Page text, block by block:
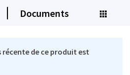
Documents
récente de ce produit est